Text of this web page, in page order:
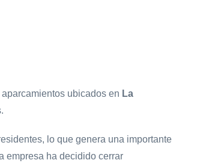
ubicados en La
lo que genera una importante
empresa ha decidido cerrar